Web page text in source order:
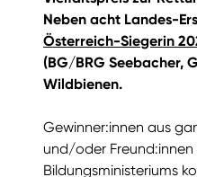
Neben acht Landes-
Österreich-Siegerin
(BG/BRG Seebacher,
Wildbienen.
Gewinner:innen aus
und/oder Freund:innen
Bildungsministeriums